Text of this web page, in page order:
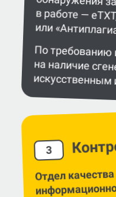
или
По требованию
на наличие
искусственным
3
Отдел